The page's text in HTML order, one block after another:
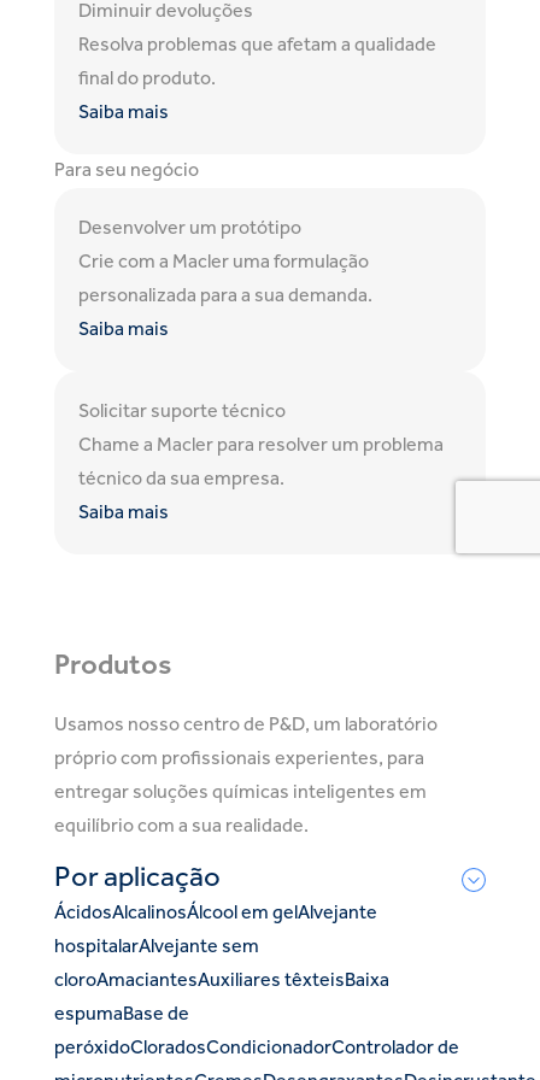
Diminuir devoluções
Resolva problemas que afetam a qualidade
final do produto.
Saiba mais
Para seu negócio
Desenvolver um protótipo
Crie com a Macler uma formulação
personalizada para a sua demanda.
Saiba mais
Solicitar suporte técnico
Chame a Macler para resolver um problema
técnico da sua empresa.
Saiba mais
Produtos
Usamos nosso centro de P&D, um laboratório
próprio com profissionais experientes, para
entregar soluções químicas inteligentes em
equilíbrio com a sua realidade.
Por aplicação
ÁcidosAlcalinosÁlcool em gel Alvejante
hospitalarAlvejante sem
cloroAmaciantesAuxiliares têxteis Baixa
espuma Base de
peróxidoCloradosCondicionadorControlador de